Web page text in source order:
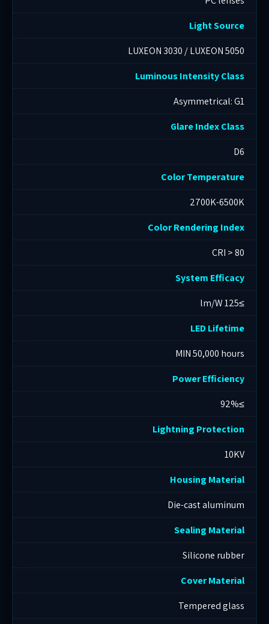
Light Source
LUXEON 3030 / LUXEON 5050
Luminous Intensity Class
Asymmetrical: G1
Glare Index Class
D6
Color Temperature
2700K-6500K
Color Rendering Index
CRI > 80
System Efficacy
≥125 lm/W
LED Lifetime
MIN 50,000 hours
Power Efficiency
≥92%
Lightning Protection
10KV
Housing Material
Die-cast aluminum
Sealing Material
Silicone rubber
Cover Material
Tempered glass